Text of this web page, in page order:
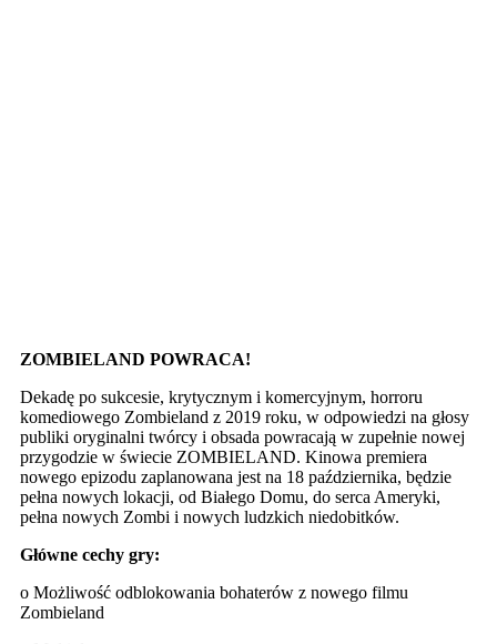
ZOMBIELAND POWRACA!
Dekadę po sukcesie, krytycznym i komercyjnym, horroru
komediowego Zombieland z 2019 roku, w odpowiedzi na głosy
publiki oryginalni twórcy i obsada powracają w zupełnie nowej
przygodzie w świecie ZOMBIELAND. Kinowa premiera
nowego epizodu zaplanowana jest na 18 października, będzie
pełna nowych lokacji, od Białego Domu, do serca Ameryki,
pełna nowych Zombi i nowych ludzkich niedobitków.
Główne cechy gry:
o Możliwość odblokowania bohaterów z nowego filmu
Zombieland